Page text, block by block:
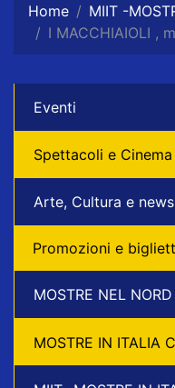
Home
MIIT -
I MACCHIAIOLI ,
Eventi
Spettacoli e Cinema
Arte, Cultura e news
Promozioni e
MOSTRE NEL
MOSTRE IN